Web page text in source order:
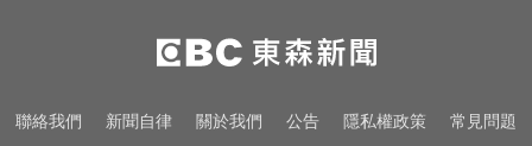
天天吃燒烤香腸 14歲女竟罹大腸癌
錯過「末班車」留宿男網友家！ 她
聯絡我們 新聞自律 關於我們 公告 隱私權政策 常見問題